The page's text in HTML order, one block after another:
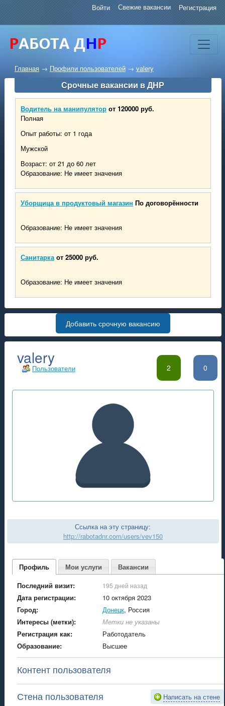
Войти Свежие вакансии Регистрация
Главная → Профили пользователей→ valery
Срочные вакансии в ДНР
Водитель на манипулятор от 120000 руб.
Полная
Опыт работы: от 1 года
Мужской
Возраст: от 21 до 60 лет
Образование: Не имеет значения
Уборщица в продуктовый магазин По договорённости
Образование: Не имеет значения
Санитарка от 25000 руб.
Образование: Не имеет значения
Добавить срочную вакансию
2 0
Пользователи
valery
Ссылка на эту страницу:
http://rabotadnr.com/users/vev150
Профиль Мои услуги
Вакансии
Последний визит:
195 дней назад
Дата регистрации:
10 октября 2023
Город:
Донецк, Россия
Интересы (метки):
Метки не указаны
Регистрация как:
Работодатель
Образование:
Высшее
Контент пользователя
Стена пользователя Написать на стене